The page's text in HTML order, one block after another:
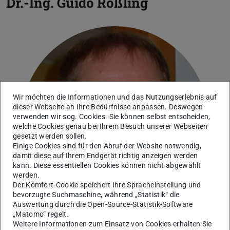
Wir möchten die Informationen und das Nutzungserlebnis auf
dieser Webseite an Ihre Bedürfnisse anpassen. Deswegen
verwenden wir sog. Cookies. Sie können selbst entscheiden,
welche Cookies genau bei Ihrem Besuch unserer Webseiten
gesetzt werden sollen.
Einige Cookies sind für den Abruf der Website notwendig,
damit diese auf Ihrem Endgerät richtig anzeigen werden
kann. Diese essentiellen Cookies können nicht abgewählt
werden.
Der Komfort-Cookie speichert Ihre Spracheinstellung und
bevorzugte Suchmaschine, während „Statistik“ die
Auswertung durch die Open-Source-Statistik-Software
„Matomo“ regelt.
Weitere Informationen zum Einsatz von Cookies erhalten Sie